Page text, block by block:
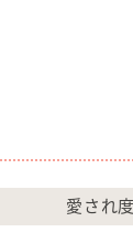
愛され度